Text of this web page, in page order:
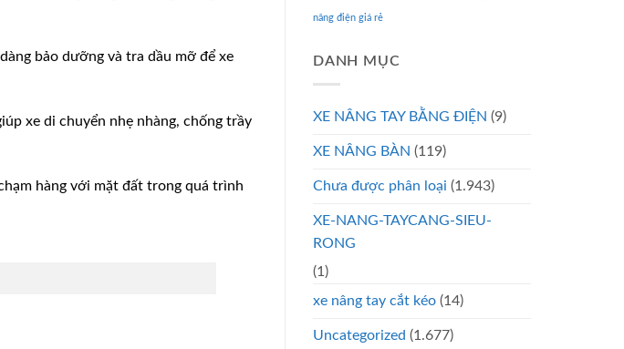
bảo dưỡng và tra dầu mỡ để xe
xe di chuyển nhẹ nhàng, chống trầy
hàng với mặt đất trong quá trình
nâng điện giá rẻ
DANH MỤC
XE NÂNG TAY BẰNG ĐIỆN (9)
XE NÂNG BÀN (119)
Chưa được phân loại (1.943)
XE-NANG-TAYCANG-SIEU-
RONG
(1)
xe nâng tay cắt kéo (14)
Uncategorized (1.677)